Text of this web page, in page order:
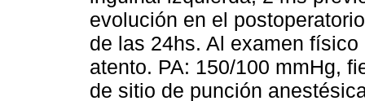
evolución en el
de las 24hs. Al examen
atento. PA: 150/100 mmHg,
de sitio de punción